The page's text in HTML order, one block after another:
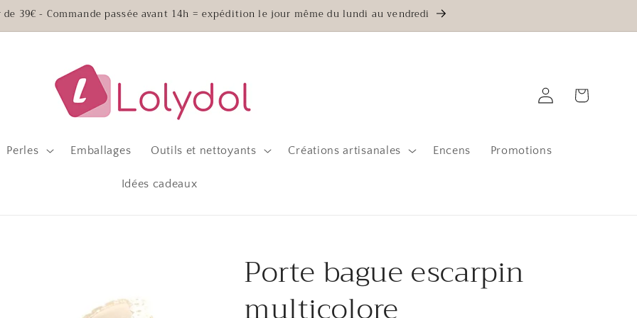
39€ - Commande passée avant 14h = expédition le jour même du lundi au vendredi
Perles Emballages Outils et nettoyants Créations artisanales Encens Promotions
Idées cadeaux
Connexion Panier
Porte bague escarpin